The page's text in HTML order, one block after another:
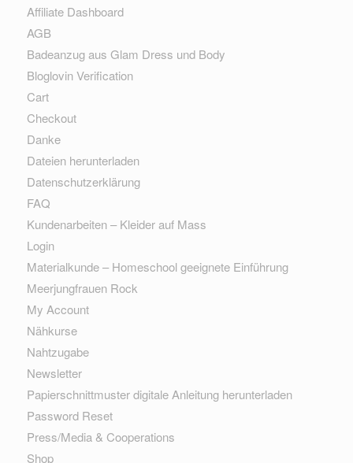
Affiliate Dashboard
AGB
Badeanzug aus Glam Dress und Body
Bloglovin Verification
Cart
Checkout
Danke
Dateien herunterladen
Datenschutzerklärung
FAQ
Kundenarbeiten – Kleider auf Mass
Login
Materialkunde – Homeschool geeignete Einführung
Meerjungfrauen Rock
My Account
Nähkurse
Nahtzugabe
Newsletter
Papierschnittmuster digitale Anleitung herunterladen
Password Reset
Press/Media & Cooperations
Shop